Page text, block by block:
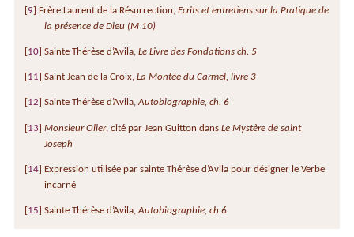
[9]Frère Laurent de la Résurrection,Ecrits et entretiens sur la Pratique de
la présence de Dieu (M 10)
[10]Sainte Thérèse d’Avila,Le Livre des Fondations ch. 5
11 ]Saint Jean de la Croix,La Montée du Carmel, livre 3
12 ]Sainte Thérèse d’Avila,Autobiographie, ch. 6
[13]Monsieur Olier, cité par Jean Guitton dansLe Mystère de saint
Joseph
[14] Expression utilisée par sainte Thérèse d’Avila pour désigner le Verbe
incarné
15 ]Sainte Thérèse d’Avila,Autobiographie, ch.6